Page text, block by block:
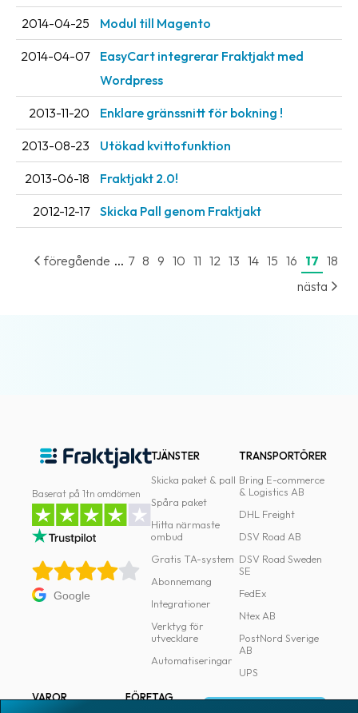
2014-04-25 Modul till Magento
2014-04-07
EasyCart integrerar Fraktjakt med
Wordpress
2013-11-20 Enklare gränssnitt för bokning !
2013-08-23 Utökad kvittofunktion
2013-06-18 Fraktjakt 2.0!
2012-12-17 Skicka Pall genom Fraktjakt
föregående ... 7 8 9 10 11 12 13 14 15 16 17 18
nästa
Baserat på 1tn omdömen
Google
TJÄNSTER
Skicka paket & pall
Spåra paket
Hitta närmaste
ombud
Gratis TA-system
Abonnemang
Integrationer
Verktyg för
utvecklare
Automatiseringar
TRANSPORTÖRER
Bring E-commerce
& Logistics AB
DHL Freight
DSV Road AB
DSV Road Sweden
SE
FedEx
Ntex AB
PostNord Sverige
AB
UPS
VAROR
FÖRETAG